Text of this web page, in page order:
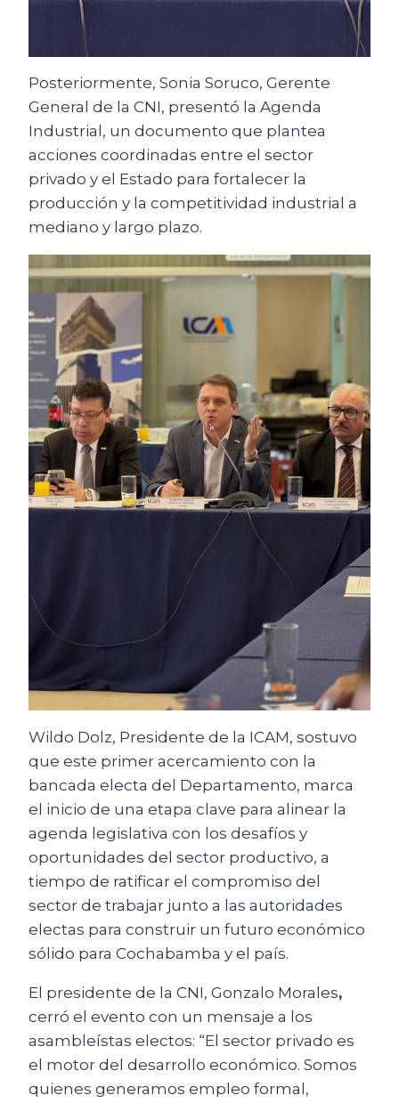
Posteriormente, Sonia Soruco, Gerente
General de la CNI, presentó la Agenda
Industrial, un documento que plantea
acciones coordinadas entre el sector
privado y el Estado para fortalecer la
producción y la competitividad industrial a
mediano y largo plazo.
Wildo Dolz, Presidente de la ICAM, sostuvo
que este primer acercamiento con la
bancada electa del Departamento, marca
el inicio de una etapa clave para alinear la
agenda legislativa con los desafíos y
oportunidades del sector productivo, a
tiempo de ratificar el compromiso del
sector de trabajar junto a las autoridades
electas para construir un futuro económico
sólido para Cochabamba y el país.
El presidente de la CNI, Gonzalo Morales,
cerró el evento con un mensaje a los
asambleístas electos: “El sector privado es
el motor del desarrollo económico. Somos
quienes generamos empleo formal,